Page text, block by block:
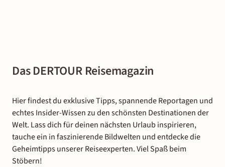
Das DERTOUR Reisemagazin
Hier findest du exklusive Tipps, spannende Reportagen und
echtes Insider-Wissen zu den schönsten Destinationen der
Welt. Lass dich für deinen nächsten Urlaub inspirieren,
tauche ein in faszinierende Bildwelten und entdecke die
Geheimtipps unserer Reiseexperten. Viel Spaß beim
Stöbern!